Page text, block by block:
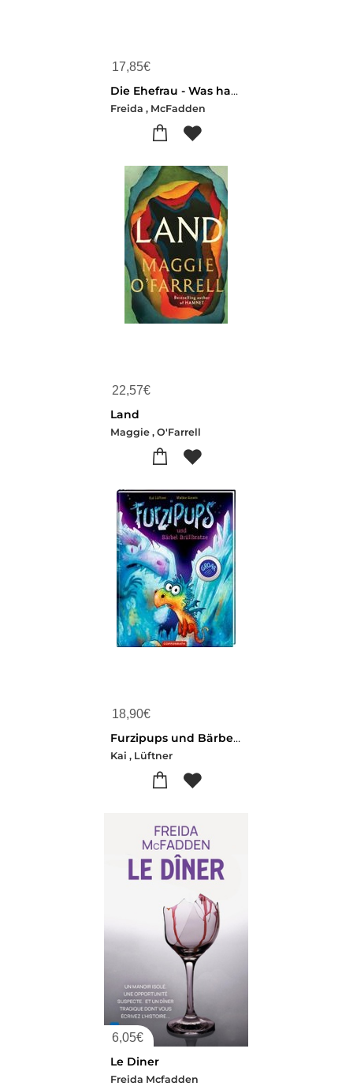
17,85€
Die Ehefrau - Was hat sie zu verbergen?
Freida , McFadden
22,57€
Land
Maggie , O'Farrell
18,90€
Furzipups und Bärbel Brüllbratze (Bd. 7)
Kai , Lüftner
6,05€
Le Diner
Freida Mcfadden